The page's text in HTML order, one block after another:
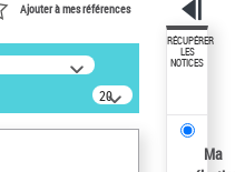
Ajouter à mes références
20
résultats/page
RÉCUPÉRER
LES
NOTICES
Ma